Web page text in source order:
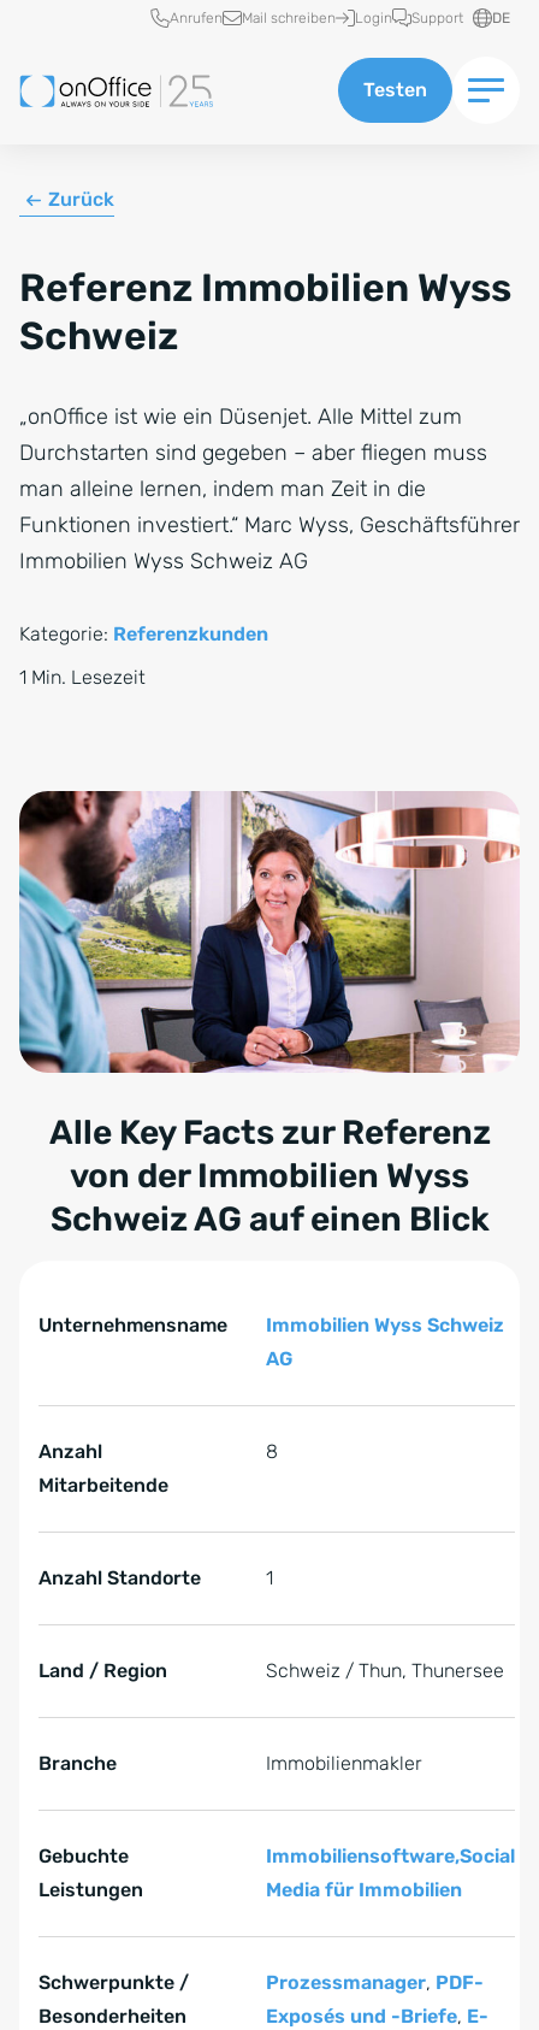
Schnellzugriff
Anrufen Mail schreiben Login Support DE
Testen
Zurück
Referenz Immobilien Wyss
Schweiz
„onOffice ist wie ein Düsenjet. Alle Mittel zum
Durchstarten sind gegeben – aber fliegen muss
man alleine lernen, indem man Zeit in die
Funktionen investiert.“ Marc Wyss, Geschäftsführer
Immobilien Wyss Schweiz AG
Kategorie: Referenzkunden
1 Min. Lesezeit
Alle Key Facts zur Referenz
von der Immobilien Wyss
Schweiz AG auf einen Blick
Unternehmensname
Immobilien Wyss Schweiz
AG
Anzahl
Mitarbeitende
8
Anzahl Standorte 1
Land / Region Schweiz / Thun, Thunersee
Branche Immobilienmakler
Gebuchte
Leistungen
Immobiliensoftware,Social
Media für Immobilien
Schwerpunkte /
Besonderheiten
Prozessmanager, PDF-
Exposés und -Briefe, E-